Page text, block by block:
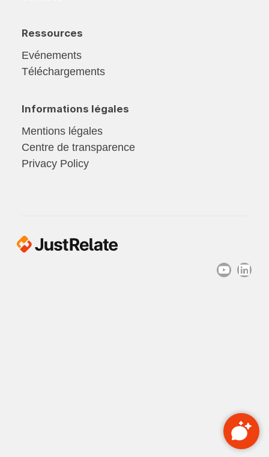
Ressources
Evénements
Téléchargements
Informations légales
Mentions légales
Centre de transparence
Privacy Policy